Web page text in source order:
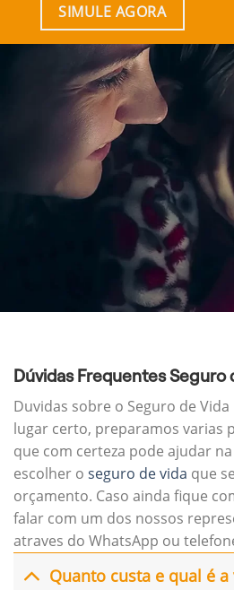
SIMULE AGORA
Dúvidas Frequentes Seguro
Duvidas sobre o Seguro de Vida
lugar certo, preparamos varias
que com certeza pode ajudar
escolher o seguro de vida que
orçamento. Caso ainda fique
falar com um dos nossos
atraves do WhatsApp ou
Quanto custa e qual é